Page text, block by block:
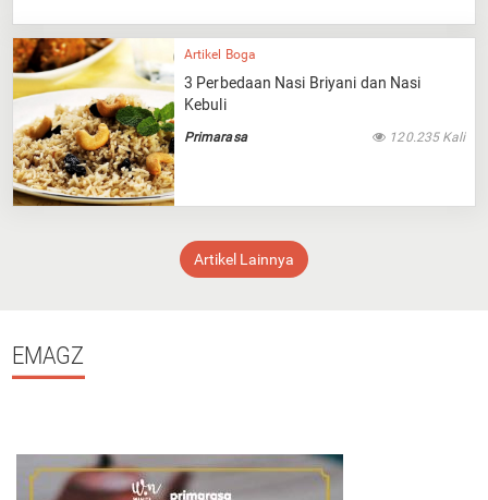
Artikel Boga
3 Perbedaan Nasi Briyani dan Nasi
Kebuli
Primarasa 120.235 Kali
Artikel Lainnya
EMAGZ